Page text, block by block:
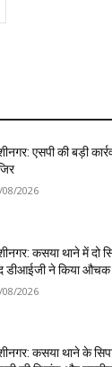
एसपी की बड़ी
08/2026
कसया थाने में दो
डीआईजी ने किया औचक
08/2026
कसया थाने के